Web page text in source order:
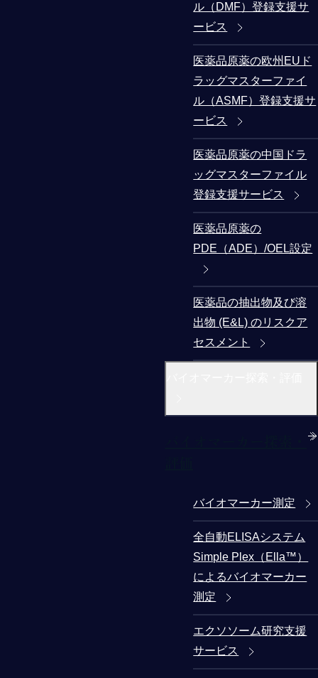
ル（DMF）登録支援サ
ービス
医薬品原薬の欧州EUド
ラッグマスターファイ
ル（ASMF）登録支援サ
ービス
医薬品原薬の中国ドラ
ッグマスターファイル
登録支援サービス
医薬品原薬の
PDE（ADE）/OEL設定
医薬品の抽出物及び溶
出物 (E&L) のリスクア
セスメント
バイオマーカー測定
全自動ELISAシステム
Simple Plex（Ella™）
によるバイオマーカー
測定
エクソソーム研究支援
サービス